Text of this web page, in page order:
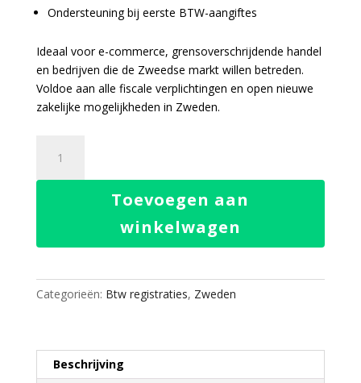
Ondersteuning bij eerste BTW-aangiftes
Ideaal voor e-commerce, grensoverschrijdende handel
en bedrijven die de Zweedse markt willen betreden.
Voldoe aan alle fiscale verplichtingen en open nieuwe
zakelijke mogelijkheden in Zweden.
nummer
registratie
Toevoegen aan
winkelwagen
Categorieën: Btw registraties, Zweden
Beschrijving